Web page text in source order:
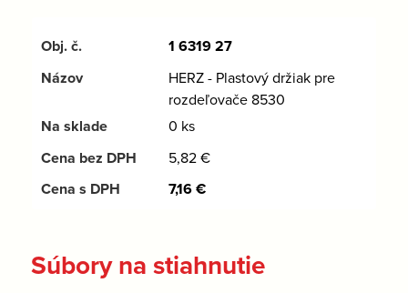
1 6319 27
HERZ - Plastový držiak pre
rozdeľovače 8530
0 ks
5,82€
7,16€
Súbory na stiahnutie